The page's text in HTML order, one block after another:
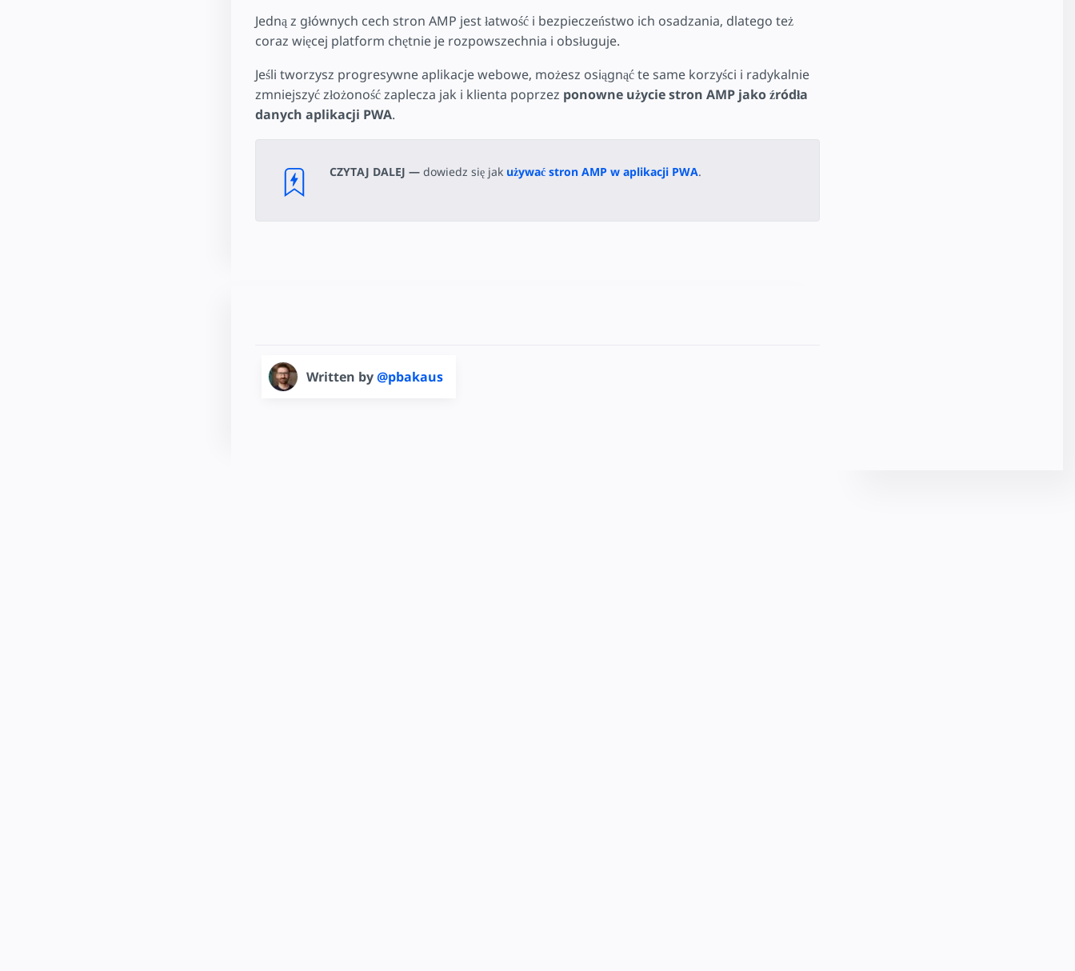
Jedną z głównych cech stron AMP jest łatwość i bezpieczeństwo ich osadzania, dlatego też
coraz więcej platform chętnie je rozpowszechnia i obsługuje.
Jeśli tworzysz progresywne aplikacje webowe, możesz osiągnąć te same korzyści i radykalnie
zmniejszyć złożoność zaplecza jak i klienta poprzez ponowne użycie stron AMP jako źródła
danych aplikacji PWA.
CZYTAJ DALEJ —dowiedz się jak używać stron AMP w aplikacji PWA.
Written by@pbakaus